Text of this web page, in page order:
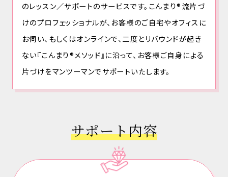
のレッスン／サポートのサービスです。こんまり®流片づ
けのプロフェッショナルが、お客様のご自宅やオフィスに
お伺い、もしくはオンラインで、二度とリバウンドが起き
ない『こんまり®メソッド』に沿って、お客様ご自身による
片づけをマンツーマンでサポートいたします。
サポート内容